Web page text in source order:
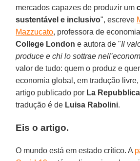
mercados capazes de produzir um
sustentável e inclusivo", escreve
Mazzucato, professora de
College London e autora de "Il
produce e chi lo sottrae
valor de tudo: quem o produz e
economia global, em tradução
artigo publicado por La Repubblica
tradução é de Luisa Rabolini.
Eis o artigo.
O mundo está em estado crítico. A